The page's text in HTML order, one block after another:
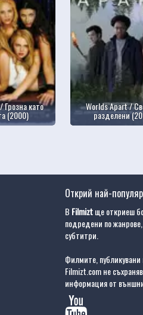
Грозна като
(2000)
Worlds Apart /
разделени
Открий най-
В Filmiztще откриеш
подредени по
субтитри.
Филмите, публикувани
Filmizt.com не
информация от